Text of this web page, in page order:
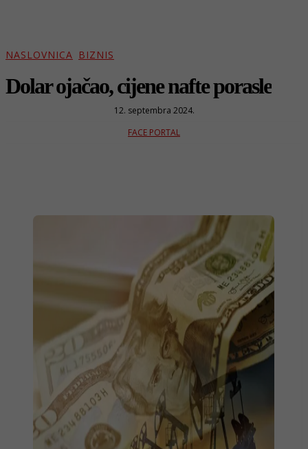
NASLOVNICA BIZNIS
Dolar ojačao, cijene nafte porasle
12. septembra 2024.
FACE PORTAL